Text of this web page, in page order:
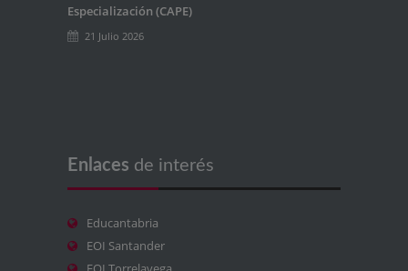
Especialización (CAPE)
21 Julio 2026
Enlaces de interés
Educantabria
EOI Santander